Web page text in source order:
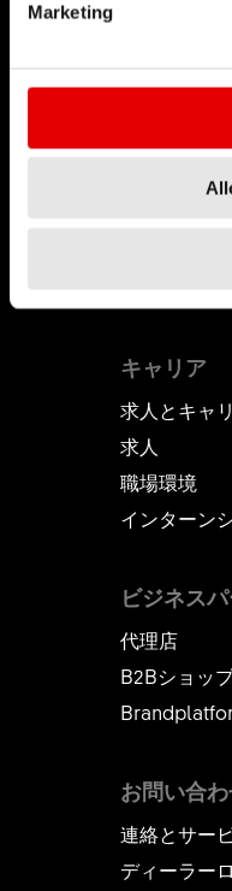
Marketing
当社につい
使命
DT Swiss グ
偽造品対策
キャリア
求人とキャ
求人
職場環境
インターン
お問い合
連絡とサー
ディーラー
ビジネス
代理店
B2Bショッ